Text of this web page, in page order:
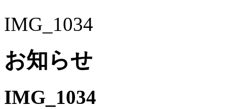
IMG_1034
お知らせ
IMG_1034